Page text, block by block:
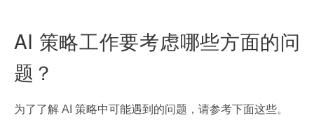
AI 策略工作要考虑哪些方面的问
题？
为了了解 AI 策略中可能遇到的问题，请参考下面这些。